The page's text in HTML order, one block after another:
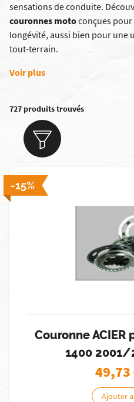
sensations de conduite.
couronnes motoconçues
longévité, aussi bien pour une
tout-terrain.
Voir plus
727 produits trouvés
-15%
Couronne ACIER
1400 2001/
49,73
Ajouter